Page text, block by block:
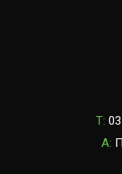
T:
A: